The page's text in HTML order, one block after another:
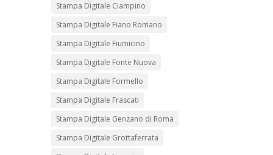
Stampa Digitale Ciampino
Stampa Digitale Fiano Romano
Stampa Digitale Fiumicino
Stampa Digitale Fonte Nuova
Stampa Digitale Formello
Stampa Digitale Frascati
Stampa Digitale Genzano di Roma
Stampa Digitale Grottaferrata